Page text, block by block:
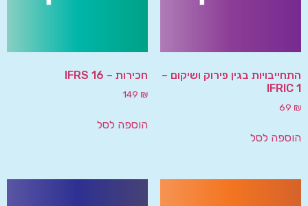
התחייבויות בגין פירוק ושיקום –
IFRIC 1
69 ₪
הוספה לסל
חכירות – IFRS 16
149 ₪
הוספה לסל